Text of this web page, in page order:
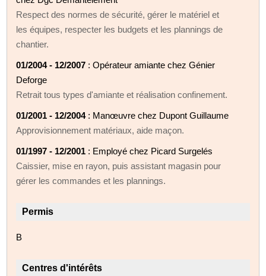
Respect des normes de sécurité, gérer le matériel et
les équipes, respecter les budgets et les plannings de
chantier.
01/2004 - 12/2007 : Opérateur amiante chez Génier
Deforge
Retrait tous types d'amiante et réalisation confinement.
01/2001 - 12/2004: Manœuvre chez Dupont Guillaume
Approvisionnement matériaux, aide maçon.
01/1997 - 12/2001 : Employé chez Picard Surgelés
Caissier, mise en rayon, puis assistant magasin pour
gérer les commandes et les plannings.
Permis
B
Centres d'intérêts